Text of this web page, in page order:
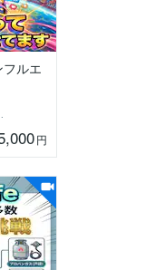
ルエ
格保有）
円